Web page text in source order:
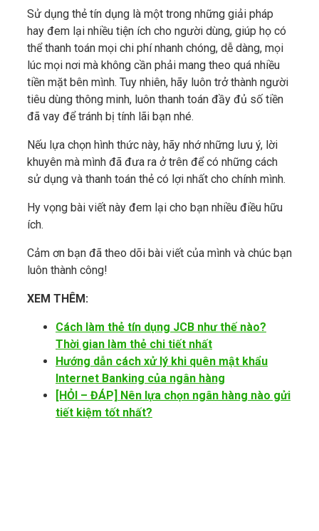
Sử dụng thẻ tín dụng là một trong những giải pháp
hay đem lại nhiều tiện ích cho người dùng, giúp họ có
thể thanh toán mọi chi phí nhanh chóng, dễ dàng, mọi
lúc mọi nơi mà không cần phải mang theo quá nhiều
tiền mặt bên mình. Tuy nhiên, hãy luôn trở thành người
tiêu dùng thông minh, luôn thanh toán đầy đủ số tiền
đã vay để tránh bị tính lãi bạn nhé.
Nếu lựa chọn hình thức này, hãy nhớ những lưu ý, lời
khuyên mà mình đã đưa ra ở trên để có những cách
sử dụng và thanh toán thẻ có lợi nhất cho chính mình.
Hy vọng bài viết này đem lại cho bạn nhiều điều hữu
ích.
Cảm ơn bạn đã theo dõi bài viết của mình và chúc bạn
luôn thành công!
XEM THÊM:
Cách làm thẻ tín dụng JCB như thế nào?
Thời gian làm thẻ chi tiết nhất
Hướng dẫn cách xử lý khi quên mật khẩu
Internet Banking của ngân hàng
[HỎI – ĐÁP] Nên lựa chọn ngân hàng nào gửi
tiết kiệm tốt nhất?